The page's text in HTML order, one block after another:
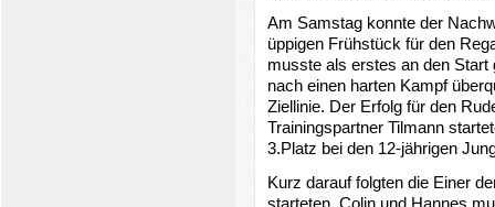
Am Samstag konnte der
üppigen Frühstück für den
musste als erstes an den Start
nach einen harten Kampf
Ziellinie. Der Erfolg für den
Trainingspartner Tilmann
3.Platz bei den 12-jährigen
Kurz darauf folgten die Einer